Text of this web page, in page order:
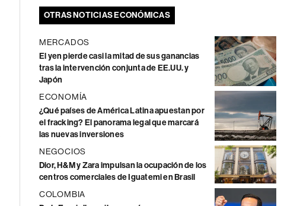
OTRAS NOTICIAS ECONÓMICAS
MERCADOS
El yen pierde casi la mitad de sus ganancias
tras la intervención conjunta de EE.UU. y
Japón
ECONOMÍA
¿Qué países de América Latina apuestan por
el fracking? El panorama legal que marcará
las nuevas inversiones
NEGOCIOS
Dior, H&M y Zara impulsan la ocupación de los
centros comerciales de Iguatemi en Brasil
COLOMBIA